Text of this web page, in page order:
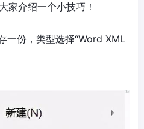
家介绍一个小技巧！
一份，类型选择“Word XML